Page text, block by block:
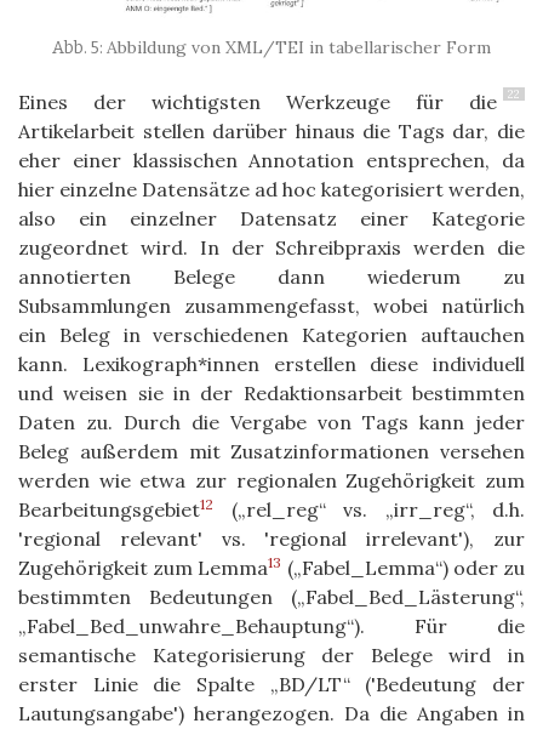
Abbildung von XML/TEI in tabellarischer Form
22
Eines der wichtigsten Werkzeuge für die
Artikelarbeit stellen darüber hinaus die Tags dar, die
eher einer klassischen Annotation entsprechen, da
hier einzelne Datensätze ad hoc kategorisiert werden,
also ein einzelner Datensatz einer Kategorie
zugeordnet wird. In der Schreibpraxis werden die
annotierten Belege dann wiederum zu
Subsammlungen zusammengefasst, wobei natürlich
ein Beleg in verschiedenen Kategorien auftauchen
kann. Lexikograph*innen erstellen diese individuell
und weisen sie in der Redaktionsarbeit bestimmten
Daten zu. Durch die Vergabe von Tags kann jeder
Beleg außerdem mit Zusatzinformationen versehen
werden wie etwa zur regionalen Zugehörigkeit zum
Bearbeitungsgebiet12
(„rel_reg“ vs. „irr_reg“, d.h.
'regional relevant' vs. 'regional irrelevant'), zur
Zugehörigkeit zum Lemma13 („Fabel_Lemma“) oder zu
bestimmten Bedeutungen („Fabel_Bed_Lästerung“,
„Fabel_Bed_unwahre_Behauptung“). Für die
semantische Kategorisierung der Belege wird in
erster Linie die Spalte „BD/LT“ ('Bedeutung der
Lautungsangabe') herangezogen. Da die Angaben in